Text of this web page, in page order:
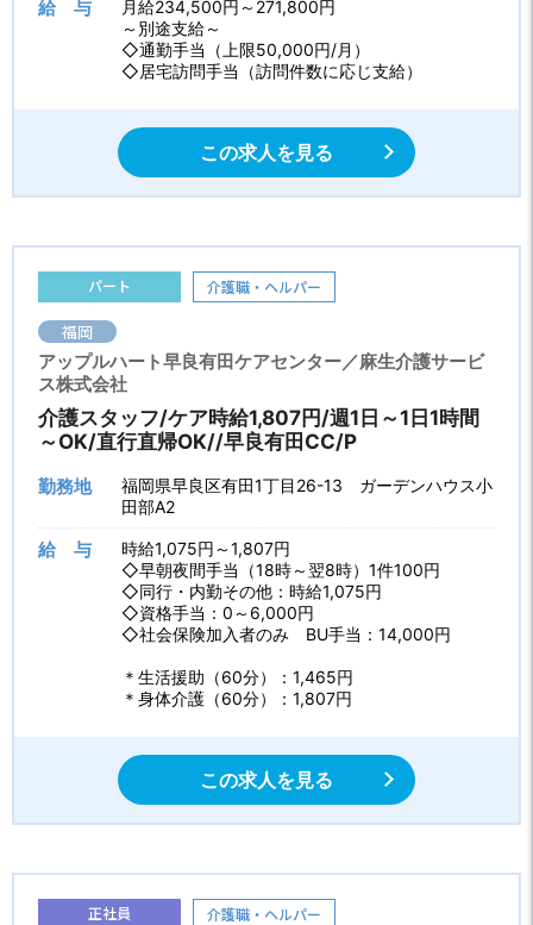
給 与
月給234,500円～271,800円
～別途支給～
◇通勤手当（上限50,000円/月）
◇居宅訪問手当（訪問件数に応じ支給）
この求人を見る
パート 介護職・ヘルパー
福岡
アップルハート早良有田ケアセンター／麻生介護サービ
ス株式会社
介護スタッフ/ケア時給1,807円/週1日～1日1時間
～OK/直行直帰OK//早良有田CC/P
勤務地
福岡県早良区有田1丁目26-13 ガーデンハウス小
田部A2
給 与
時給1,075円～1,807円
◇早朝夜間手当（18時～翌8時）1件100円
◇同行・内勤その他：時給1,075円
◇資格手当：0～6,000円
◇社会保険加入者のみ BU手当：14,000円
＊生活援助（60分）：1,465円
＊身体介護（60分）：1,807円
この求人を見る
正社員 介護職・ヘルパー